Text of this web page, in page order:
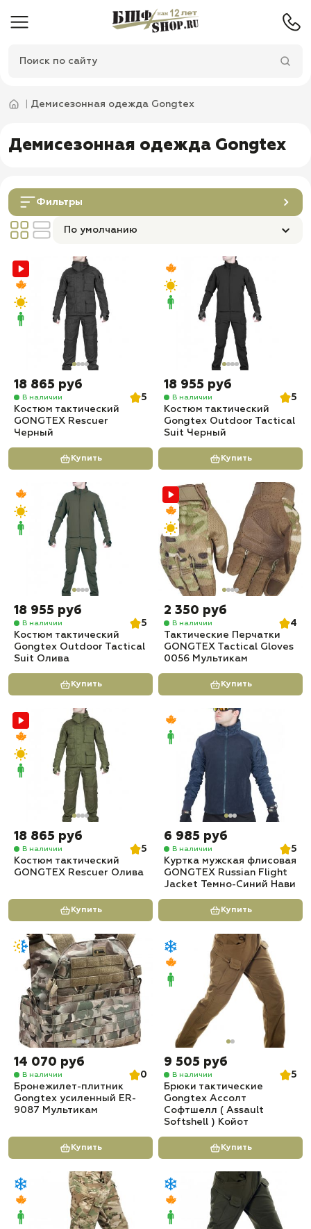
Демисезонная одежда Gongtex
Демисезонная одежда Gongtex
Фильтры
По умолчанию
18 865 руб
В наличии
5
Костюм тактический
GONGTEX Rescuer
Черный
Купить
18 955 руб
В наличии
5
Костюм тактический
Gongtex Outdoor Tactical
Suit Черный
Купить
18 955 руб
В наличии
5
Костюм тактический
Gongtex Outdoor Tactical
Suit Олива
Купить
2 350 руб
В наличии
4
Тактические Перчатки
GONGTEX Tactical Gloves
0056 Мультикам
Купить
18 865 руб
В наличии
5
Костюм тактический
GONGTEX Rescuer Олива
Купить
6 985 руб
В наличии
5
Куртка мужская флисовая
GONGTEX Russian Flight
Jacket Темно-Синий Нави
Купить
14 070 руб
В наличии
0
Бронежилет-плитник
Gongtex усиленный ER-
9087 Мультикам
Купить
9 505 руб
В наличии
5
Брюки тактические
Gongtex Ассолт
Софтшелл ( Assault
Softshell ) Койот
Купить